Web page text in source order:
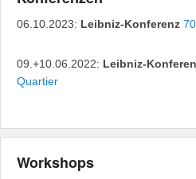
06.10.2023: Leibniz-Konferenz
09.+10.06.2022: Leibniz-
Quartier
Workshops